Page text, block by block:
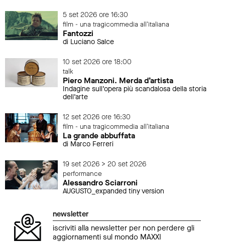
5 set 2026 ore 16:30
film - una tragicommedia all'italiana
Fantozzi
di Luciano Salce
10 set 2026 ore 18:00
talk
Piero Manzoni. Merda d’artista
Indagine sull’opera più scandalosa della storia
dell’arte
12 set 2026 ore 16:30
film - una tragicommedia all'italiana
La grande abbuffata
di Marco Ferreri
19 set 2026 > 20 set 2026
performance
Alessandro Sciarroni
AUGUSTO_expanded tiny version
newsletter
iscriviti alla newsletter per non perdere gli
aggiornamenti sul mondo MAXXI